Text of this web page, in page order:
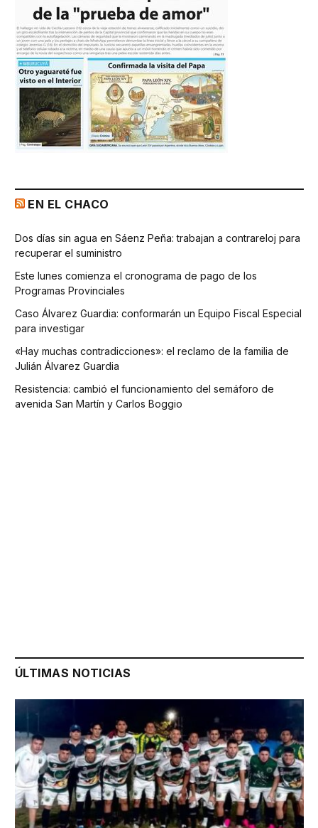
EN EL CHACO
Dos días sin agua en Sáenz Peña: trabajan a contrareloj para
recuperar el suministro
Este lunes comienza el cronograma de pago de los
Programas Provinciales
Caso Álvarez Guardia: conformarán un Equipo Fiscal Especial
para investigar
«Hay muchas contradicciones»: el reclamo de la familia de
Julián Álvarez Guardia
Resistencia: cambió el funcionamiento del semáforo de
avenida San Martín y Carlos Boggio
ÚLTIMAS NOTICIAS